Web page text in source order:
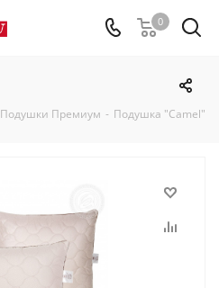
0
Подушки Премиум - Подушка "Camel"